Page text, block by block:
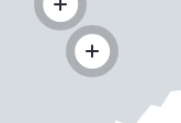
Schließen